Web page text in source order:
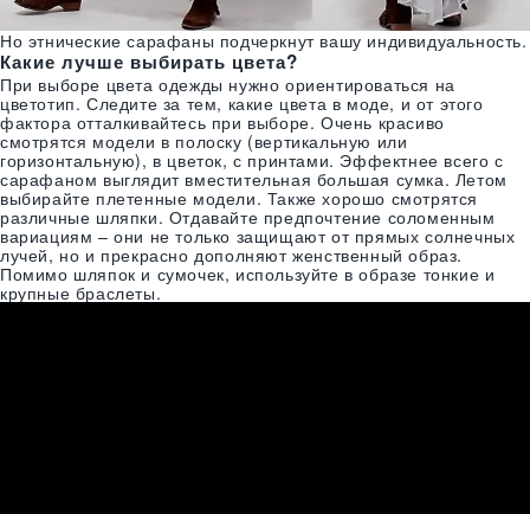
Но этнические сарафаны подчеркнут вашу индивидуальность.
Какие лучше выбирать цвета?
При выборе цвета одежды нужно ориентироваться на
цветотип. Следите за тем, какие цвета в моде, и от этого
фактора отталкивайтесь при выборе. Очень красиво
смотрятся модели в полоску (вертикальную или
горизонтальную), в цветок, с принтами. Эффектнее всего с
сарафаном выглядит вместительная большая сумка. Летом
выбирайте плетенные модели. Также хорошо смотрятся
различные шляпки. Отдавайте предпочтение соломенным
вариациям – они не только защищают от прямых солнечных
лучей, но и прекрасно дополняют женственный образ.
Помимо шляпок и сумочек, используйте в образе тонкие и
крупные браслеты.